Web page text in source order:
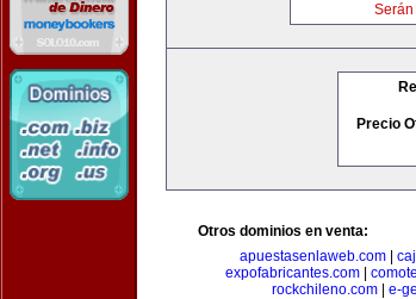
Precio
Otros dominios en venta:
apuestasenlaweb.com
expofabricantes.com|
rockchileno.com| e-